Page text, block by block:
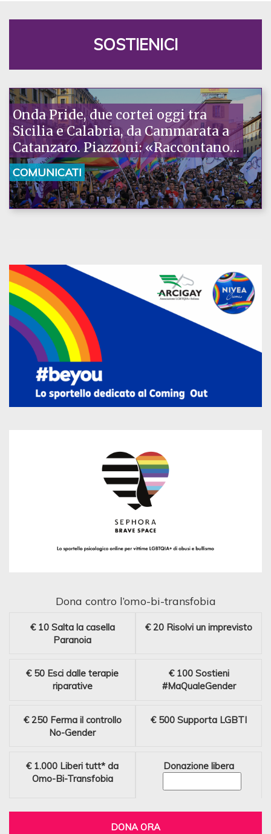
SOSTIENICI
Onda Pride, due cortei oggi tra
Sicilia e Calabria, da Cammarata a
Catanzaro. Piazzoni: «Raccontano
la nostra ostinazione»
COMUNICATI
Dona contro l’omo-bi-transfobia
€ 10 Salta la casella
Paranoia
€ 20 Risolvi un imprevisto
€ 50 Esci dalle terapie
riparative
€ 100 Sostieni
#MaQualeGender
€ 250 Ferma il controllo
No-Gender
€ 500 Supporta LGBTI
€ 1.000 Liberi tutt* da
Omo-Bi-Transfobia
Donazione libera
DONA ORA